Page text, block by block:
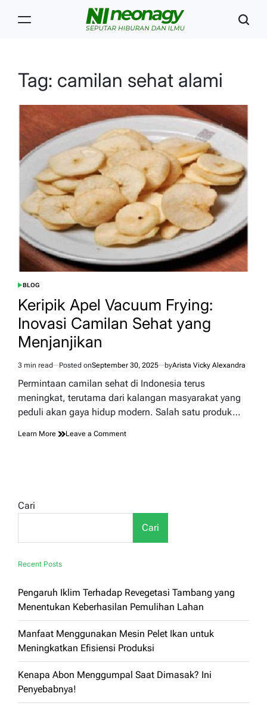
Tag: camilan sehat alami
POSTED
BLOG
Keripik Apel Vacuum Frying:
Inovasi Camilan Sehat yang
Menjanjikan
Estimated
read
3 min read Posted onSeptember 30, 2025 byArista Vicky Alexandra
Permintaan camilan sehat di Indonesia terus
meningkat, terutama dari kalangan masyarakat yang
peduli akan gaya hidup modern. Salah satu produk…
Learn More Leave a Commenton
Menjanjikan
Cari
Cari
Recent Posts
Pengaruh Iklim Terhadap Revegetasi Tambang yang
Menentukan Keberhasilan Pemulihan Lahan
Manfaat Menggunakan Mesin Pelet Ikan untuk
Meningkatkan Efisiensi Produksi
Kenapa Abon Menggumpal Saat Dimasak? Ini
Penyebabnya!